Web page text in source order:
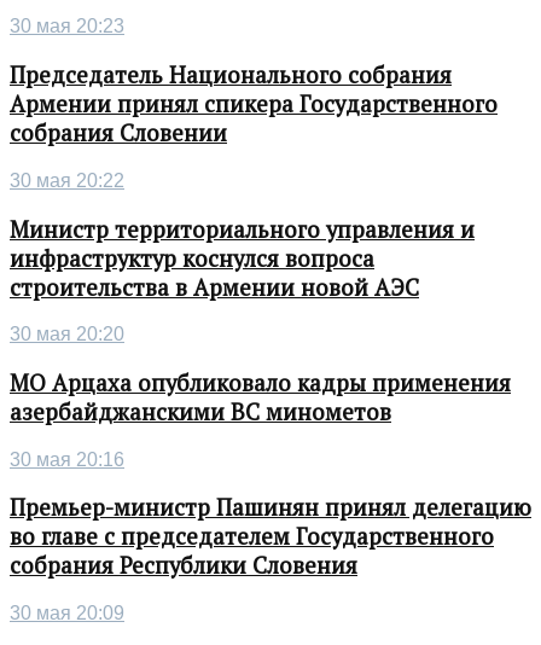
30 мая 20:23
Председатель Национального собрания
Армении принял спикера Государственного
собрания Словении
30 мая 20:22
Министр территориального управления и
инфраструктур коснулся вопроса
строительства в Армении новой АЭС
30 мая 20:20
МО Арцаха опубликовало кадры применения
азербайджанскими ВС минометов
30 мая 20:16
Премьер-министр Пашинян принял делегацию
во главе с председателем Государственного
собрания Республики Словения
30 мая 20:09